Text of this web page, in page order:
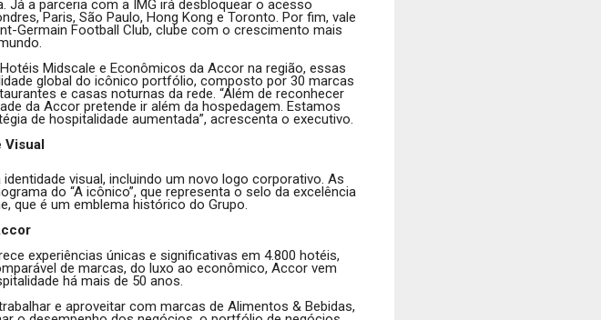
Já a parceria com a IMG irá desbloquear o acesso
Paris, São Paulo, Hong Kong e Toronto. Por fim, vale
Germain Football Club, clube com o crescimento mais
Midscale e Econômicos da Accor na região, essas
global do icônico portfólio, composto por 30 marcas
e casas noturnas da rede. “Além de reconhecer
da Accor pretende ir além da hospedagem. Estamos
de hospitalidade aumentada”, acrescenta o executivo.
Visual
visual, incluindo um novo logo corporativo. As
do “A icônico”, que representa o selo da excelência
que é um emblema histórico do Grupo.
experiências únicas e significativas em 4.800 hotéis,
de marcas, do luxo ao econômico, Accor vem
há mais de 50 anos.
e aproveitar com marcas de Alimentos & Bebidas,